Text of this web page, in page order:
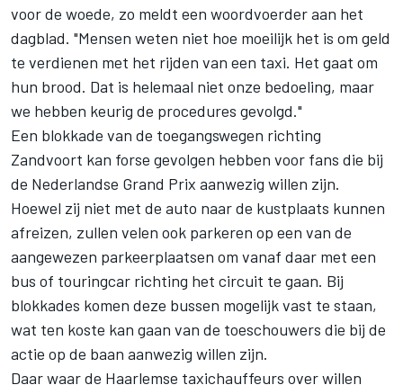
voor de woede, zo meldt een woordvoerder aan het
dagblad. "Mensen weten niet hoe moeilijk het is om geld
te verdienen met het rijden van een taxi. Het gaat om
hun brood. Dat is helemaal niet onze bedoeling, maar
we hebben keurig de procedures gevolgd."
Een blokkade van de toegangswegen richting
Zandvoort kan forse gevolgen hebben voor fans die bij
de Nederlandse Grand Prix aanwezig willen zijn.
Hoewel zij niet met de auto naar de kustplaats kunnen
afreizen, zullen velen ook parkeren op een van de
aangewezen parkeerplaatsen om vanaf daar met een
bus of touringcar richting het circuit te gaan. Bij
blokkades komen deze bussen mogelijk vast te staan,
wat ten koste kan gaan van de toeschouwers die bij de
actie op de baan aanwezig willen zijn.
Daar waar de Haarlemse taxichauffeurs over willen